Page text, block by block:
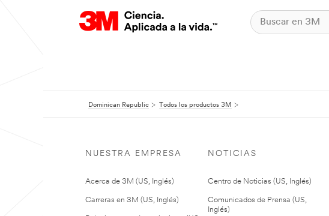
Dominican Republic Todos los productos 3M
NUESTRA EMPRESA
Acerca de 3M (US, Inglés)
Carreras en 3M (US, Inglés)
NOTICIAS
Centro de Noticias (US, Inglés)
Comunicados de Prensa (US,
Inglés)